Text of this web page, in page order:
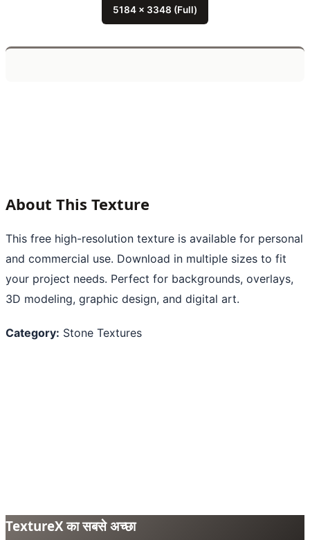
5184 x 3348 (Full)
About This Texture
This free high-resolution texture is available for personal
and commercial use. Download in multiple sizes to fit
your project needs. Perfect for backgrounds, overlays,
3D modeling, graphic design, and digital art.
Category: Stone Textures
TextureX का सबसे अच्छा